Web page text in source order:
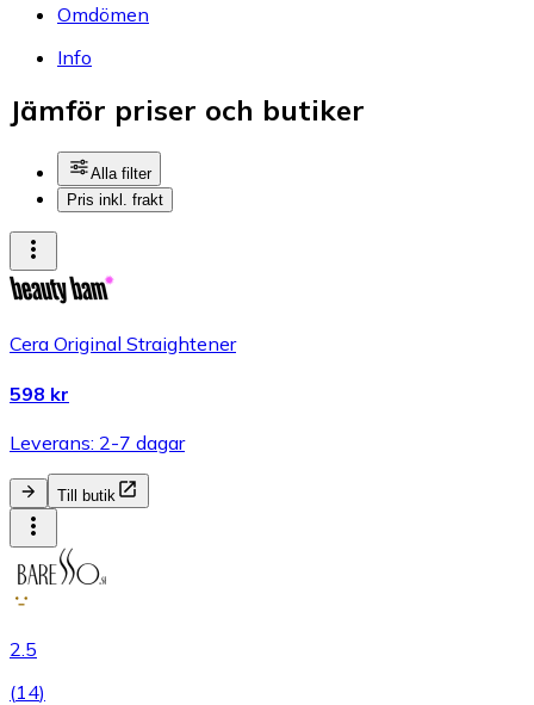
Omdömen
Info
Jämför priser och butiker
Alla filter
Pris inkl. frakt
Cera Original Straightener
598 kr
Leverans: 2-7 dagar
Till butik
2.5
(14)